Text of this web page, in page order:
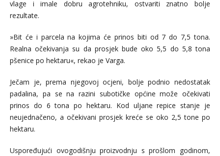
vlage i imale dobru agrotehniku, ostvariti znatno bolje
rezultate.
»Bit će i parcela na kojima će prinos biti od 7 do 7,5 tona.
Realna očekivanja su da prosjek bude oko 5,5 do 5,8 tona
pšenice po hektaru«, rekao je Varga.
Ječam je, prema njegovoj ocjeni, bolje podnio nedostatak
padalina, pa se na razini subotičke općine može očekivati
prinos do 6 tona po hektaru. Kod uljane repice stanje je
neujednačeno, a očekivani prosjek kreće se oko 2,5 tone po
hektaru.
Uspoređujući ovogodišnju proizvodnju s prošlom godinom,